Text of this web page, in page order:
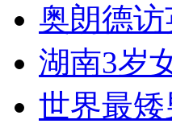
女孩北京地铁殴打老人
无痛分娩是否安全 医
奥朗德
湖南3岁
世界最